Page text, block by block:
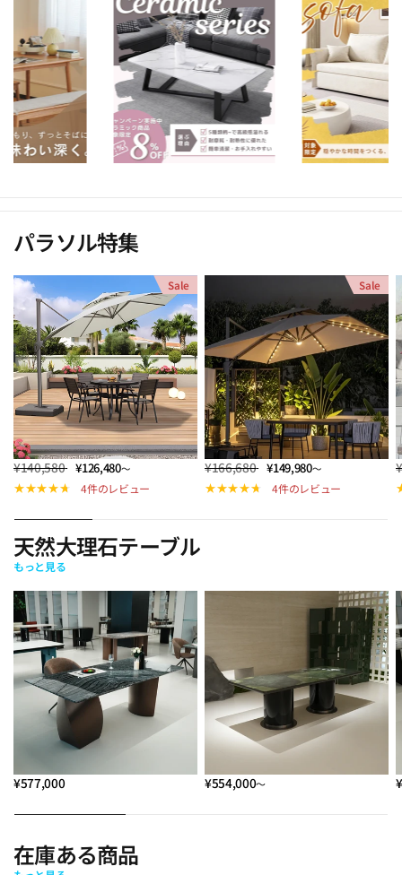
パラソル特集
Sale
¥140,580 ¥126,480～
4件のレビュー
Sale
¥166,680 ¥149,980～
4件のレビュー
天然大理石テーブル
もっと見る
¥577,000 ¥554,000～
在庫ある商品